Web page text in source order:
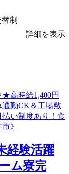
制
詳細を表示
経験活躍
ム寮完